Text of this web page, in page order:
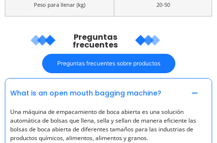
Peso para llenar (kg) 20-50
Preguntas
frecuentes
Preguntas frecuentes sobre productos
What is an open mouth bagging machine?
Una máquina de empacamiento de boca abierta es una solución
automática de bolsas que llena, sella y sellan de manera eficiente las
bolsas de boca abierta de diferentes tamaños para las industrias de
productos químicos, alimentos, alimentos y granos.